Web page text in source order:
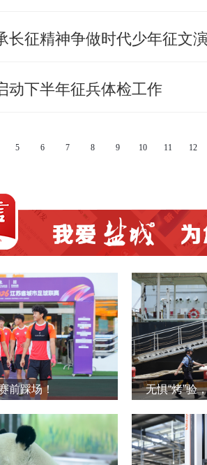
长征精神争做时代少年征文
动下半年征兵体检工作
5 6 7 8 9 10 11 12
前踩场！ 无惧“烤”验